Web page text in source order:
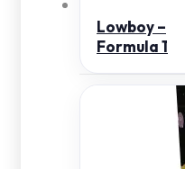
Lowboy –
Formula 1